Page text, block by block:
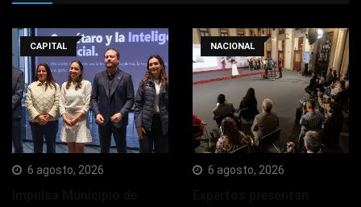
CAPITAL
6 agosto, 2026
NACIONAL
6 agosto, 2026